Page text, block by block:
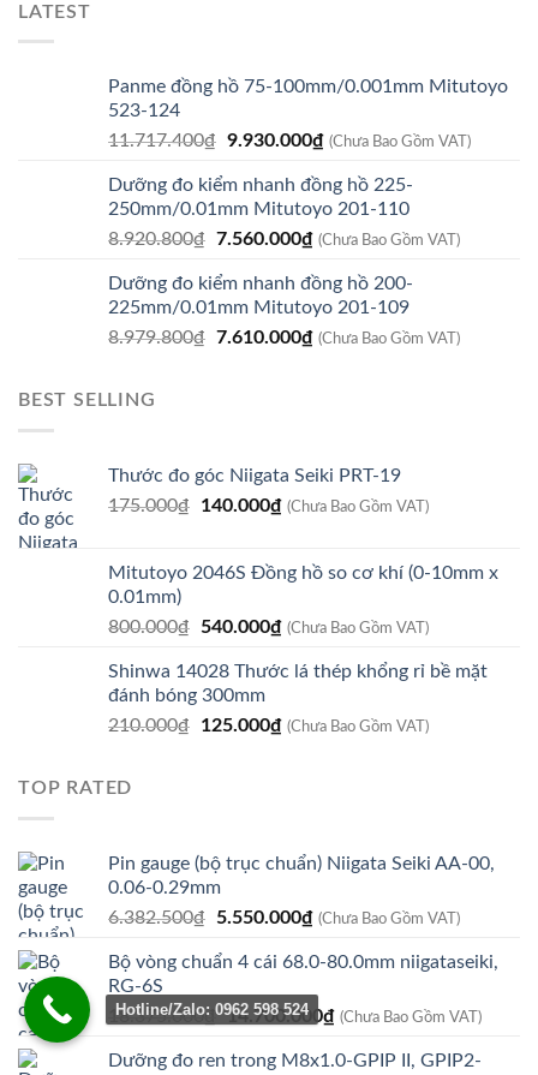
LATEST
Panme đồng hồ 75-100mm/0.001mm Mitutoyo
523-124
11.717.400₫ Giá
là:
11.717.400₫.
9.930.000₫Giá
tại
là:
9.930.000₫.
(Chưa Bao Gồm VAT)
Dưỡng đo kiểm nhanh đồng hồ 225-
250mm/0.01mm Mitutoyo 201-110
8.920.800₫ Giá
là:
8.920.800₫.
7.560.000₫Giá
tại
là:
7.560.000₫.
(Chưa Bao Gồm VAT)
Dưỡng đo kiểm nhanh đồng hồ 200-
225mm/0.01mm Mitutoyo 201-109
8.979.800₫ Giá
7.610.000₫Giá
(Chưa Bao Gồm VAT)
BEST SELLING
Thước đo góc Niigata Seiki PRT-19
175.000₫
Giá
175.000₫.
140.000₫Giá
là:
(Chưa Bao Gồm VAT)
Mitutoyo 2046S Đồng hồ so cơ khí (0-10mm x
0.01mm)
800.000₫
Giá
là:
800.000₫.
540.000₫Giá
tại
540.000₫.
(Chưa Bao Gồm VAT)
Shinwa 14028 Thước lá thép khổng rỉ bề mặt
đánh bóng 300mm
210.000₫
Giá
125.000₫Giá
(Chưa Bao Gồm VAT)
TOP RATED
Pin gauge (bộ trục chuẩn) Niigata Seiki AA-00,
0.06-0.29mm
6.382.500₫
Giá
là:
6.382.500₫.
5.550.000₫Giá
tại
là:
5.550.000₫.
(Chưa Bao Gồm VAT)
Bộ vòng chuẩn 4 cái 68.0-80.0mm niigataseiki,
RG-6S
18.375.000₫ Giá
là:
14.700.000₫Giá
tại
(Chưa Bao Gồm VAT)
Dưỡng đo ren trong M8x1.0-GPIP II, GPIP2-
Hotline/Zalo: 0962 598 524